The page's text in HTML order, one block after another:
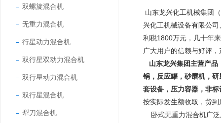
双螺旋混合机
无重力混合机
行星动力混合机
双行星双动力混合机
双行星动力混合机
双行星混合机
犁刀混合机
山东龙兴化工机械集团
兴化工机械设备有限公
利税1800万元，几十年
广大用户的信赖与好评
山东龙兴集团主营产品
锅，反应罐，砂磨机，
套设备，压力容器，非标
按实际发生额收取，货
卧式无重力混合机广泛